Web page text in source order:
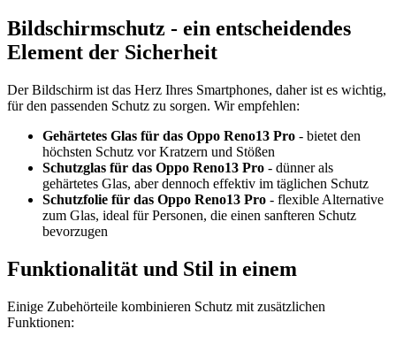
Bildschirmschutz - ein entscheidendes
Element der Sicherheit
Der Bildschirm ist das Herz Ihres Smartphones, daher ist es wichtig,
für den passenden Schutz zu sorgen. Wir empfehlen:
Gehärtetes Glas für das Oppo Reno13 Pro - bietet den
höchsten Schutz vor Kratzern und Stößen
Schutzglas für das Oppo Reno13 Pro - dünner als
gehärtetes Glas, aber dennoch effektiv im täglichen Schutz
Schutzfolie für das Oppo Reno13 Pro - flexible Alternative
zum Glas, ideal für Personen, die einen sanfteren Schutz
bevorzugen
Funktionalität und Stil in einem
Einige Zubehörteile kombinieren Schutz mit zusätzlichen
Funktionen: